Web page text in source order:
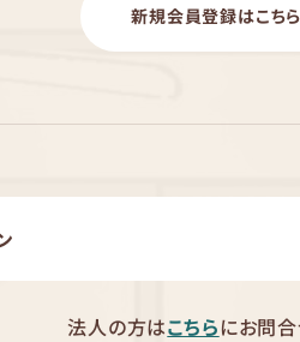
新規会員登録はこち
法人の方はこちらにお問合